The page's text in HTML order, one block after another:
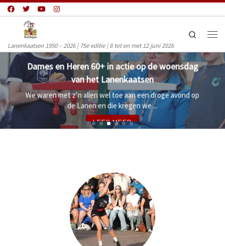
Ga naar inhoud
Lanenkaatsen 1950 – 2026 | 75e editie | 8 tot en met 12 juni 2026
Search
en Heren 60+ in actie op de woensdag
van het Lanenkaatsen
met z’n allen wel toe aan een droge avond op
de Lanen en die kregen we ...
LEES MEER